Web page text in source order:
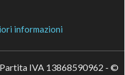
informazioni
IVA 13868590962 - ©